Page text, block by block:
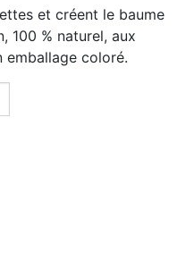
et créent le baume
100 % naturel, aux
emballage coloré.